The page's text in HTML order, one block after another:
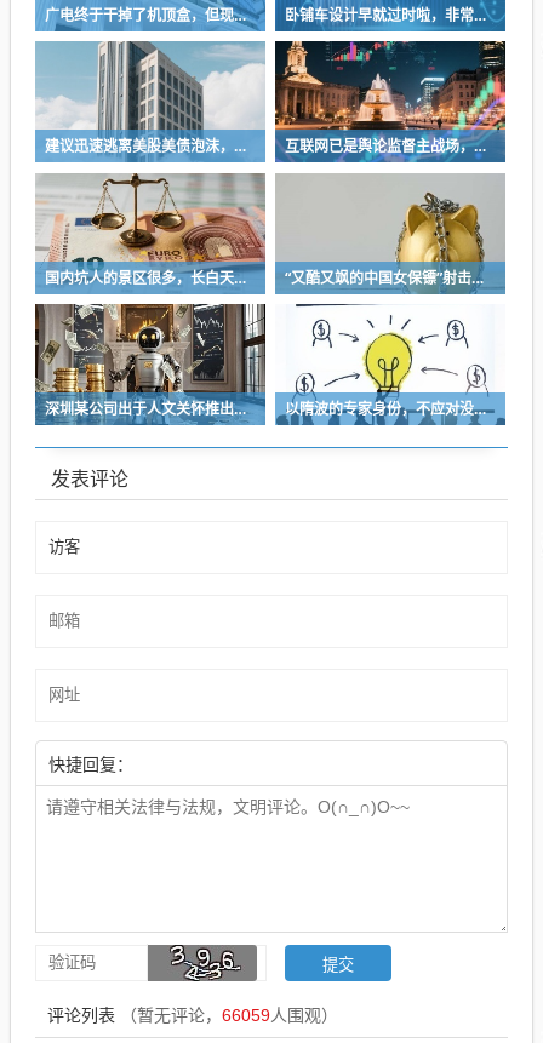
广电终于干掉了机顶盒，但现在没多少人看电视了… 卧铺车设计早就过时啦，非常不具备人性化
建议迅速逃离美股美债泡沫，AI正加速而非延缓其泡沫破裂 互联网已是舆论监督主战场，让我们用这五点珍惜它
国内坑人的景区很多，长白天池只是其中被坑印象最深的那一个 “又酷又飒的中国女保镖”射击夺冠
深圳某公司出于人文关怀推出内部托管，结果无孩单身员工举报了，核心理由有两个 以隋波的专家身份，不应对没统一标准的口味指手画脚，依仗专家身份欺负一线厨师
发表评论
快捷回复：
评论列表 （暂无评论， 66059人围观）